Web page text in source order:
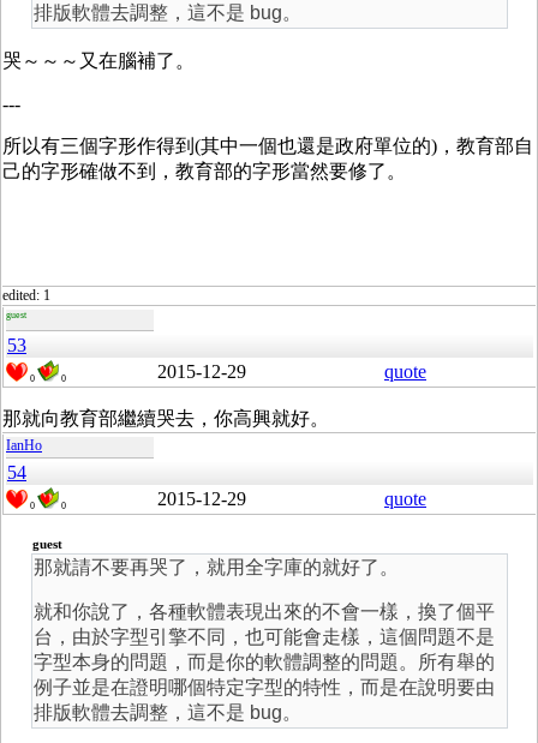
排版軟體去調整，這不是 bug。
哭～～～又在腦補了。
---
所以有三個字形作得到(其中一個也還是政府單位的)，教育部自
己的字形確做不到，教育部的字形當然要修了。
edited: 1
guest
53
0 0 2015-12-29 quote
那就向教育部繼續哭去，你高興就好。
IanHo
54
0 0 2015-12-29 quote
guest
那就請不要再哭了，就用全字庫的就好了。
就和你說了，各種軟體表現出來的不會一樣，換了個平
台，由於字型引擎不同，也可能會走樣，這個問題不是
字型本身的問題，而是你的軟體調整的問題。所有舉的
例子並是在證明哪個特定字型的特性，而是在說明要由
排版軟體去調整，這不是 bug。